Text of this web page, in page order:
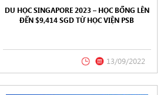
DU HỌC SINGAPORE 2023 – HỌC BỔNG LÊN
ĐẾN $9,414 SGD TỪ HỌC VIỆN PSB
13/09/2022